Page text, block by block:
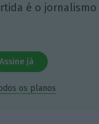
é o
Assine já
os planos